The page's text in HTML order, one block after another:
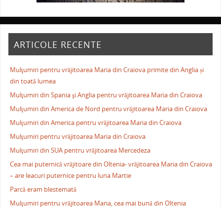
ARTICOLE RECENTE
Mulţumiri pentru vrăjitoarea Maria din Craiova primite din Anglia și
din toată lumea
Mulţumiri din Spania şi Anglia pentru vrăjitoarea Maria din Craiova
Mulţumiri din America de Nord pentru vrăjitoarea Maria din Craiova
Mulţumiri din America pentru vrăjitoarea Maria din Craiova
Mulţumiri pentru vrăjitoarea Maria din Craiova
Mulţumiri din SUA pentru vrăjitoarea Mercedeza
Cea mai puternică vrăjitoare din Oltenia- vrăjitoarea Maria din Craiova
– are leacuri puternice pentru luna Martie
Parcă eram blestemată
Mulţumiri pentru vrăjitoarea Maria, cea mai bună din Oltenia